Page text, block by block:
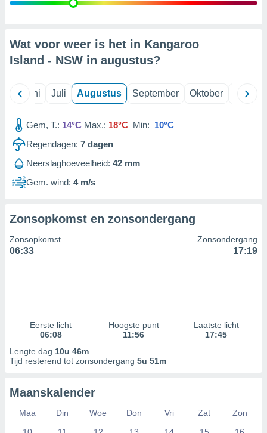
Wat voor weer is het in Kangaroo
Island - NSW in augustus?
Juni Juli Augustus September Oktober
Gem, T.: 14°C Max.: 18°C Min: 10°C
Regendagen: 7 dagen
Neerslaghoeveelheid: 42 mm
Gem. wind: 4 m/s
Zonsopkomst en zonsondergang
Zonsopkomst
06:33
Zonsondergang
17:19
Eerste licht
06:08
Hoogste punt
11:56
Laatste licht
17:45
Lengte dag 10u 46m
Tijd resterend tot zonsondergang 5u 51m
Maanskalender
Maa Din Woe Don Vri Zat
Zon